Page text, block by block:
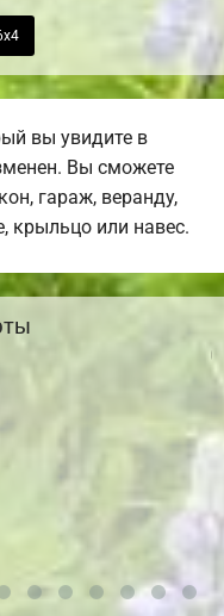
вы увидите в
Вы сможете
гараж, веранду,
крыльцо или навес.